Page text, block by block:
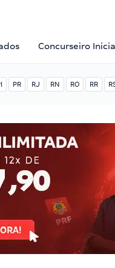
Concurseiro
PR RJ RN RO RR